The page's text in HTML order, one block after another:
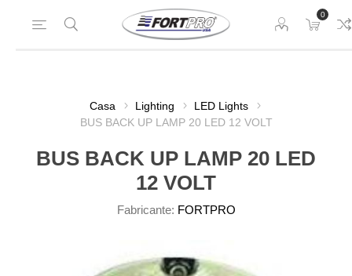
0
Casa Lighting
LED Lights
BUS BACK UP LAMP 20 LED 12 VOLT
BUS BACK UP LAMP 20 LED
12 VOLT
Fabricante: FORTPRO